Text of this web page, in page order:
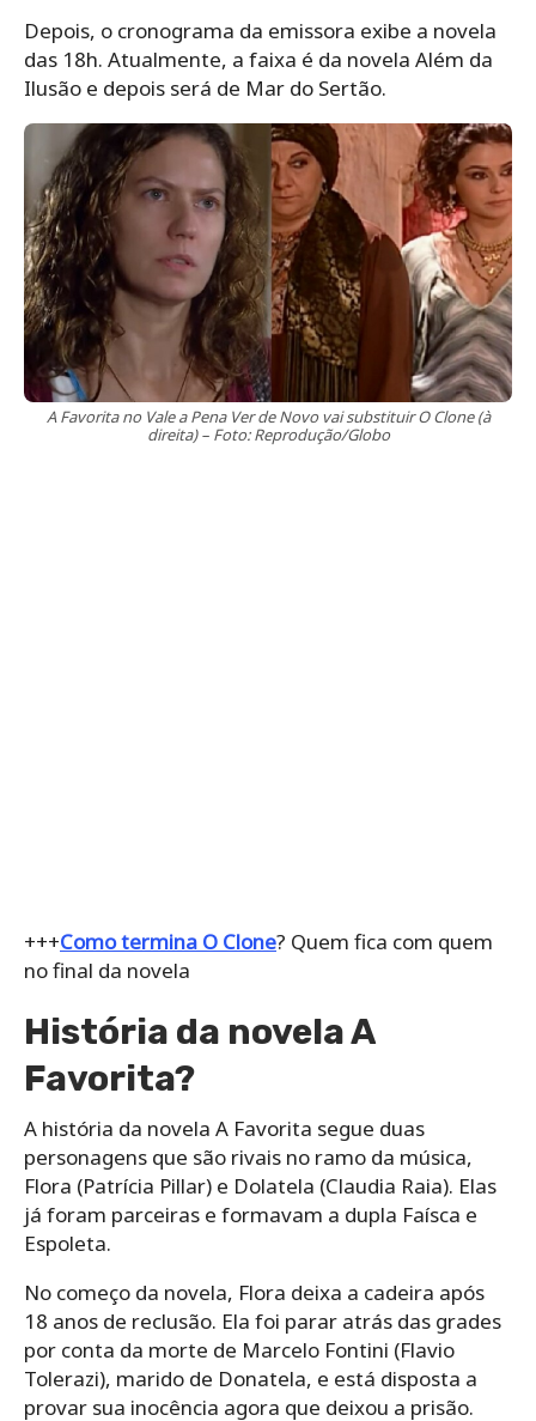
Depois, o cronograma da emissora exibe a novela
das 18h. Atualmente, a faixa é da novela Além da
Ilusão e depois será de Mar do Sertão.
A Favorita no Vale a Pena Ver de Novo vai substituir O Clone (à
direita) – Foto: Reprodução/Globo
+++Como termina O Clone? Quem fica com quem
no final da novela
História da novela A
Favorita?
A história da novela A Favorita segue duas
personagens que são rivais no ramo da música,
Flora (Patrícia Pillar) e Dolatela (Claudia Raia). Elas
já foram parceiras e formavam a dupla Faísca e
Espoleta.
No começo da novela, Flora deixa a cadeira após
18 anos de reclusão. Ela foi parar atrás das grades
por conta da morte de Marcelo Fontini (Flavio
Tolerazi), marido de Donatela, e está disposta a
provar sua inocência agora que deixou a prisão.